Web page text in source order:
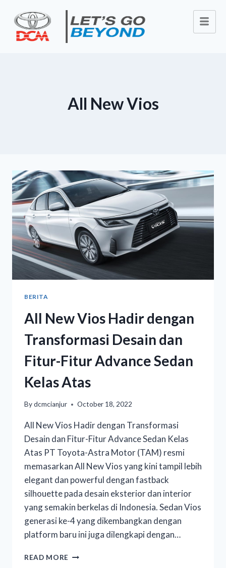
All New Vios
BERITA
All New Vios Hadir dengan
Transformasi Desain dan
Fitur-Fitur Advance Sedan
Kelas Atas
Bydcmcianjur October 18, 2022
All New Vios Hadir dengan Transformasi
Desain dan Fitur-Fitur Advance Sedan Kelas
Atas PT Toyota-Astra Motor (TAM) resmi
memasarkan All New Vios yang kini tampil lebih
elegant dan powerful dengan fastback
silhouette pada desain eksterior dan interior
yang semakin berkelas di Indonesia. Sedan Vios
generasi ke-4 yang dikembangkan dengan
platform baru ini juga dilengkapi dengan…
READ MORE